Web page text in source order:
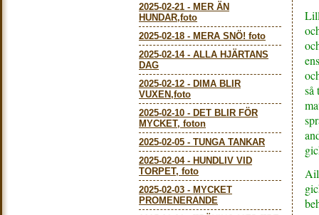
2025-02-21 - MER ÄN
HUNDAR,foto
2025-02-18 - MERA SNÖ! foto
2025-02-14- ALLA HJÄRTANS
DAG
2025-02-12 - DIMA BLIR
VUXEN,foto
2025-02-10 - DET BLIR FÖR
MYCKET, foton
2025-02-05 - TUNGA TANKAR
2025-02-04- HUNDLIV VID
TORPET, foto
2025-02-03 - MYCKET
PROMENERANDE
så